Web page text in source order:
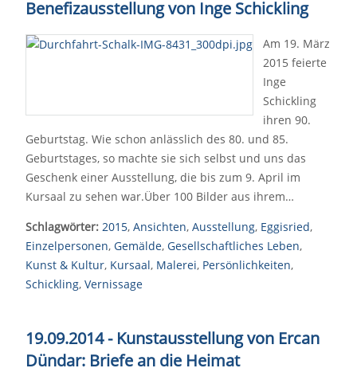
Benefizausstellung von Inge Schickling
Am 19. März
2015 feierte
Inge
Schickling
ihren 90.
Geburtstag. Wie schon anlässlich des 80. und 85.
Geburtstages, so machte sie sich selbst und uns das
Geschenk einer Ausstellung, die bis zum 9. April im
Kursaal zu sehen war.Über 100 Bilder aus ihrem…
Schlagwörter: 2015, Ansichten, Ausstellung, Eggisried,
Einzelpersonen, Gemälde, Gesellschaftliches Leben,
Kunst & Kultur, Kursaal, Malerei, Persönlichkeiten,
Schickling, Vernissage
19.09.2014 - Kunstausstellung von Ercan
Dündar: Briefe an die Heimat